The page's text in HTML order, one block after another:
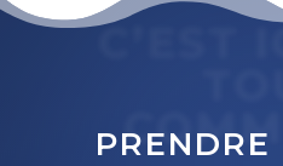
C’EST